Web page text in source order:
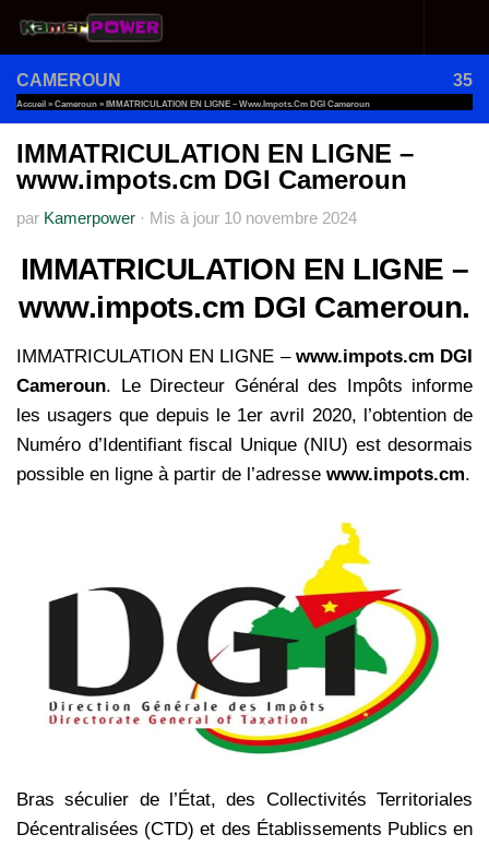
Au dessous du contenu
CAMEROUN 35
Accueil » Cameroun » IMMATRICULATION EN LIGNE – Www.impots.cm DGI Cameroun
IMMATRICULATION EN LIGNE –
www.impots.cm DGI Cameroun
par Kamerpower · Mis à jour 10 novembre 2024
IMMATRICULATION EN LIGNE –
www.impots.cm DGI Cameroun.
IMMATRICULATION EN LIGNE – www.impots.cm DGI
Cameroun. Le Directeur Général des Impôts informe
les usagers que depuis le 1er avril 2020, l’obtention de
Numéro d’Identifiant fiscal Unique (NIU) est desormais
possible en ligne à partir de l’adresse www.impots.cm.
Bras séculier de l’État, des Collectivités Territoriales
Décentralisées (CTD) et des Établissements Publics en